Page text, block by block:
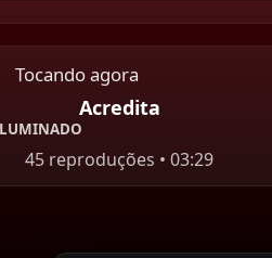
Tocando agora
Acredita
45 reproduções • 03:29